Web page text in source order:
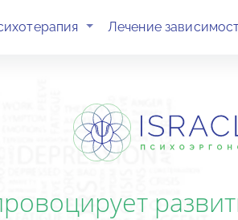
(current)Лечение